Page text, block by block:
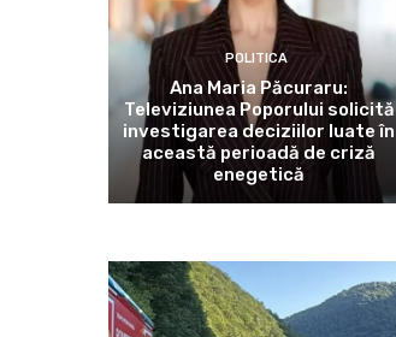
POLITICA
Ana Maria Păcuraru:
Televiziunea Poporului solicită
investigarea deciziilor luate în
această perioadă de criză
enegetică